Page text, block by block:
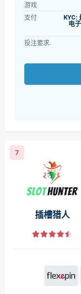
游戏
支付
KYC:
电
投注要求.
7
插槽猎人